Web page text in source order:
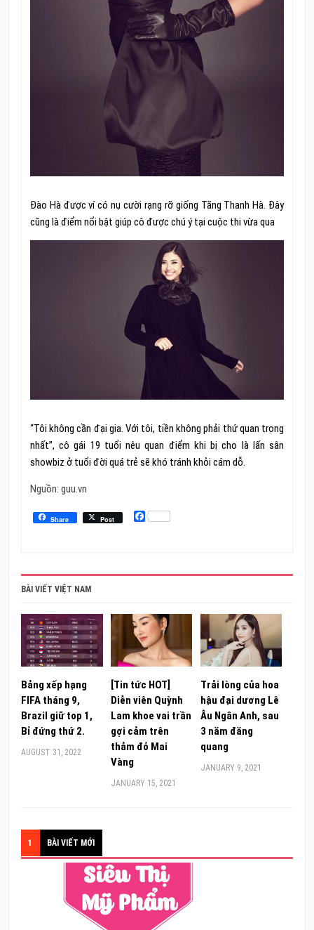
Đào Hà được ví có nụ cười rạng rỡ giống Tăng Thanh Hà. Đây
cũng là điểm nổi bật giúp cô được chú ý tại cuộc thi vừa qua
“Tôi không cần đại gia. Với tôi, tiền không phải thứ quan trọng
nhất”, cô gái 19 tuổi nêu quan điểm khi bị cho là lấn sân
showbiz ở tuổi đời quá trẻ sẽ khó tránh khỏi cám dỗ.
Nguồn: guu.vn
Share Post Facebook
BÀI VIẾT VIỆT NAM
Bảng xếp hạng
FIFA tháng 9,
Brazil giữ top 1,
Bỉ đứng thứ 2.
AUGUST 31, 2022
[Tin tức HOT]
Diễn viên Quỳnh
Lam khoe vai trần
gợi cảm trên
thảm đỏ Mai
Vàng
JANUARY 15, 2021
Trải lòng của hoa
hậu đại dương Lê
Âu Ngân Anh, sau
3 năm đăng
quang
JANUARY 9, 2021
1 BÀI VIẾT MỚI